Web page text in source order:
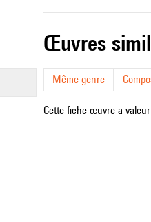
œuvres
Même genre
Cette fiche œuvre a